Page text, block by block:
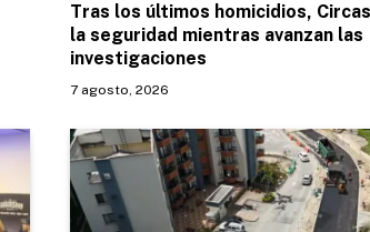
Tras los últimos homicidios,
la seguridad mientras avanzan las
investigaciones
7 agosto, 2026